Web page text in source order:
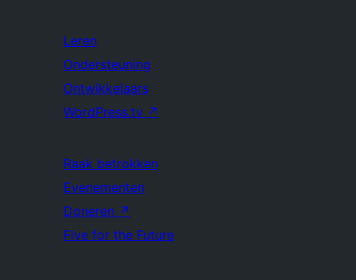
Leren
Ondersteuning
Ontwikkelaars
WordPress.tv ↗
Raak betrokken
Evenementen
Doneren ↗
Five for the Future